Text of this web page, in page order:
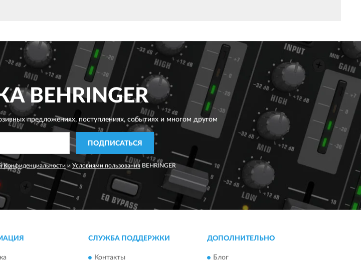
BEHRINGER
предложениях,поступлениях, событиях и многом другом
ПОДПИСАТЬСЯ
Конфиденциальности и Условиями пользования BEHRINGER
СЛУЖБА ПОДДЕРЖКИ
Контакты
ДОПОЛНИТЕЛЬНО
Блог